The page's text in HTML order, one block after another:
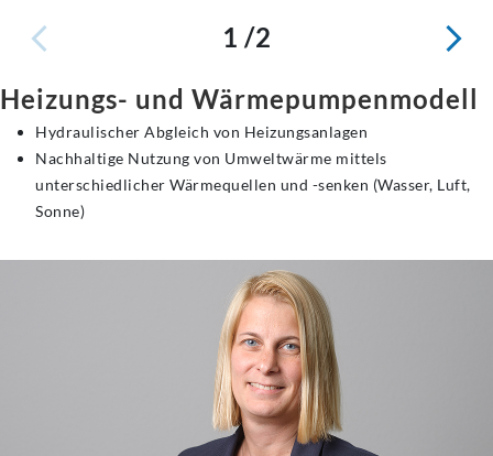
1 /2
Heizungs- und Wärmepumpenmodell
Hydraulischer Abgleich von Heizungsanlagen
Nachhaltige Nutzung von Umweltwärme mittels
unterschiedlicher Wärmequellen und -senken (Wasser, Luft,
Sonne)